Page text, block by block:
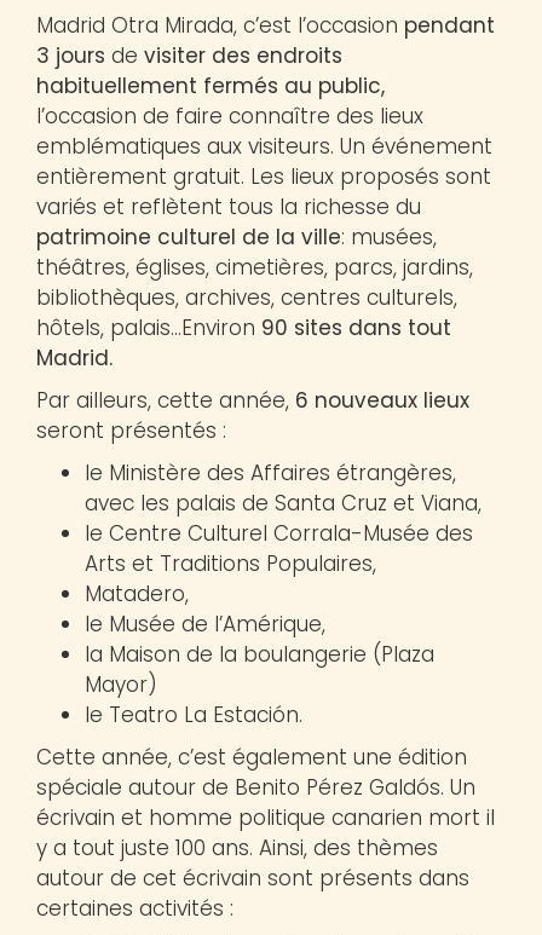
Madrid Otra Mirada, c’est l’occasion pendant
3 jours de visiter des endroits
habituellement fermés au public,
l’occasion de faire connaître des lieux
emblématiques aux visiteurs. Un événement
entièrement gratuit. Les lieux proposés sont
variés et reflètent tous la richesse du
patrimoine culturel de la ville: musées,
théâtres, églises, cimetières, parcs, jardins,
bibliothèques, archives, centres culturels,
hôtels, palais…Environ 90 sites dans tout
Madrid.
Par ailleurs, cette année, 6 nouveaux lieux
seront présentés :
le Ministère des Affaires étrangères,
avec les palais de Santa Cruz et Viana,
le Centre Culturel Corrala-Musée des
Arts et Traditions Populaires,
Matadero,
le Musée de l’Amérique,
la Maison de la boulangerie (Plaza
Mayor)
le Teatro La Estación.
Cette année, c’est également une édition
spéciale autour de Benito Pérez Galdós. Un
écrivain et homme politique canarien mort il
y a tout juste 100 ans. Ainsi, des thèmes
autour de cet écrivain sont présents dans
certaines activités :